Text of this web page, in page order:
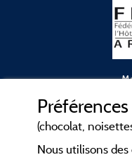
(chocolat,
Nous utilisons